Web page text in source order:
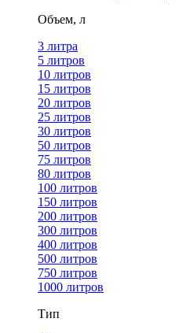
Объем, л
3 литра
5 литров
10 литров
15 литров
20 литров
25 литров
30 литров
50 литров
75 литров
80 литров
100 литров
150 литров
200 литров
300 литров
400 литров
500 литров
750 литров
1000 литров
Тип